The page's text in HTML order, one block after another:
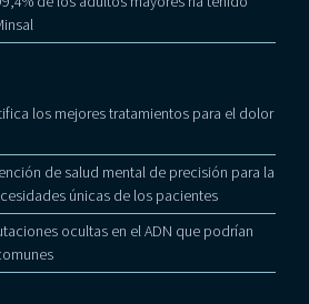
los mejores tratamientos para el dolor
de salud mental de precisión para la
únicas de los pacientes
ocultas en el ADN que podrían